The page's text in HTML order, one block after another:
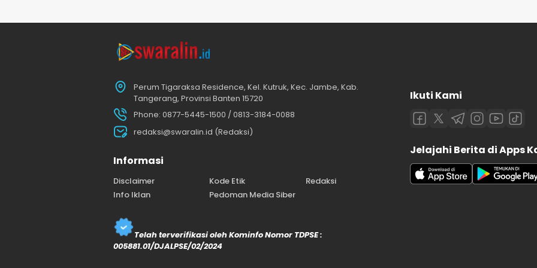
Perum Tigaraksa Residence, Kel. Kutruk, Kec. Jambe, Kab.
Tangerang, Provinsi Banten 15720
Phone: 0877-5445-1500 / 0813-3184-0088
redaksi@swaralin.id (Redaksi)
Informasi
Disclaimer Kode Etik
Redaksi
Info Iklan
Pedoman Media Siber
Telah terverifikasi oleh Kominfo Nomor TDPSE :
005881.01/DJALPSE/02/2024
Ikuti Kami
Jelajahi Berita di Apps